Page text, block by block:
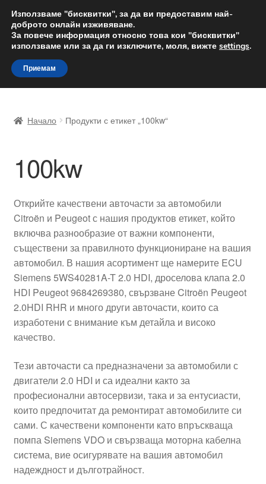
ДОСТАВКА от 12 лв.
Доставка по целия свят
Skip
to
navigation
Skip
to
content
Доставка по целия свят
Жалби
Количка
Контакт
Моята сметка
Плащанията
Правила и условия
Процедура за рекламации
Разгледайте
Транспорт
Начало Продукти с етикет „100kw“
100kw
Открийте качествени авточасти за автомобили
Citroën и Peugeot с нашия продуктов етикет, който
включва разнообразие от важни компоненти,
съществени за правилното функциониране на вашия
автомобил. В нашия асортимент ще намерите ECU
Siemens 5WS40281A-T 2.0 HDI, дроселова клапа 2.0
HDI Peugeot 9684269380, свързване Citroën Peugeot
2.0HDI RHR и много други авточасти, които са
изработени с внимание към детайла и високо
качество.
Тези авточасти са предназначени за автомобили с
двигатели 2.0 HDI и са идеални както за
професионални автосервизи, така и за ентусиасти,
които предпочитат да ремонтират автомобилите си
сами. С качествени компоненти като впръскваща
помпа Siemens VDO и свързваща моторна кабелна
система, вие осигурявате на вашия автомобил
надеждност и дълготрайност.
Използваме "бисквитки", за да ви предоставим най-
доброто онлайн изживяване.
За повече информация относно това кои "бисквитки"
използваме или за да ги изключите, моля, вижте settings.
Приемам